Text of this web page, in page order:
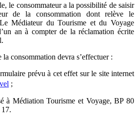
le consommateur a la possibilité de saisir
de la consommation dont relève le
Médiateur du Tourisme et du Voyage
an à compter de la réclamation écrite
consommation devra s’effectuer :
prévu à cet effet sur le site internet
;
à Médiation Tourisme et Voyage, BP 80